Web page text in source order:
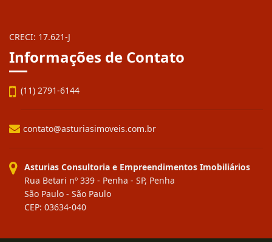
CRECI: 17.621-J
Informações de Contato
(11) 2791-6144
contato@asturiasimoveis.com.br
Asturias Consultoria e Empreendimentos Imobiliários
Rua Betari nº 339 - Penha - SP, Penha
São Paulo - São Paulo
CEP: 03634-040